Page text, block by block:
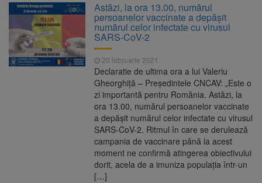
Astăzi, la ora 13.00, numărul
persoanelor vaccinate a depășit
numărul celor infectate cu virusul
SARS-CoV-2
20 februarie 2021
Declaratie de ultima ora a lui Valeriu
Gheorghiță – Președintele CNCAV: „Este o
zi importantă pentru România. Astăzi, la
ora 13.00, numărul persoanelor vaccinate
a depășit numărul celor infectate cu virusul
SARS-CoV-2. Ritmul în care se derulează
campania de vaccinare până la acest
moment ne confirmă atingerea obiectivului
dorit, acela de a imuniza populația într-un
[…]